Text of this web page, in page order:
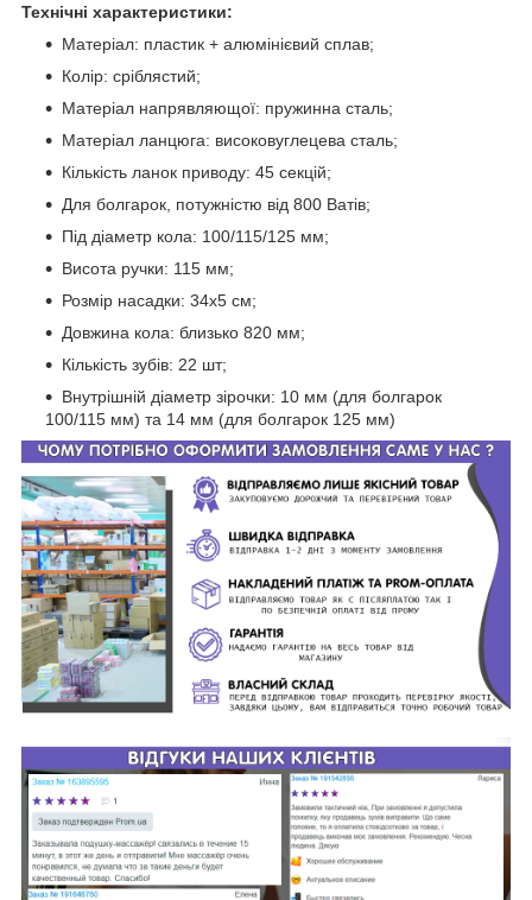
Технічні характеристики:
Матеріал: пластик + алюмінієвий сплав;
Колір: сріблястий;
Матеріал напрявляющої: пружинна сталь;
Матеріал ланцюга: високовуглецева сталь;
Кількість ланок приводу: 45 секцій;
Для болгарок, потужністю від 800 Ватів;
Під діаметр кола: 100/115/125 мм;
Висота ручки: 115 мм;
Розмір насадки: 34х5 см;
Довжина кола: близько 820 мм;
Кількість зубів: 22 шт;
Внутрішній діаметр зірочки: 10 мм (для болгарок
100/115 мм) та 14 мм (для болгарок 125 мм)